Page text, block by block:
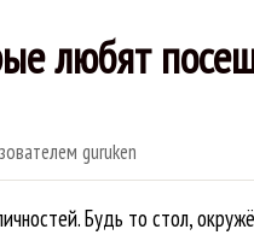
любят
guruken
Будь то стол,